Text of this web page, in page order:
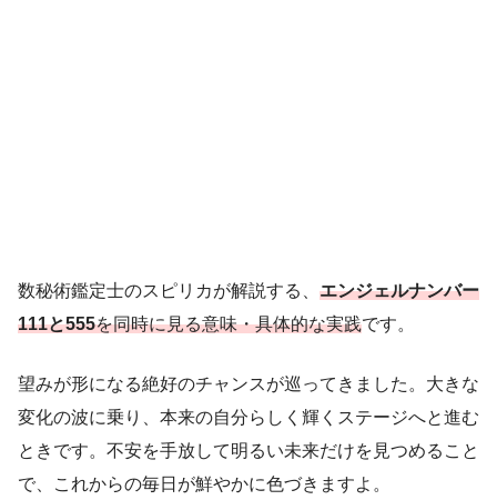
数秘術鑑定士のスピリカが解説する、 エンジェルナンバー
111と555を同時に見る意味・具体的な実践です。
望みが形になる絶好のチャンスが巡ってきました。大きな
変化の波に乗り、本来の自分らしく輝くステージへと進む
ときです。不安を手放して明るい未来だけを見つめること
で、これからの毎日が鮮やかに色づきますよ。